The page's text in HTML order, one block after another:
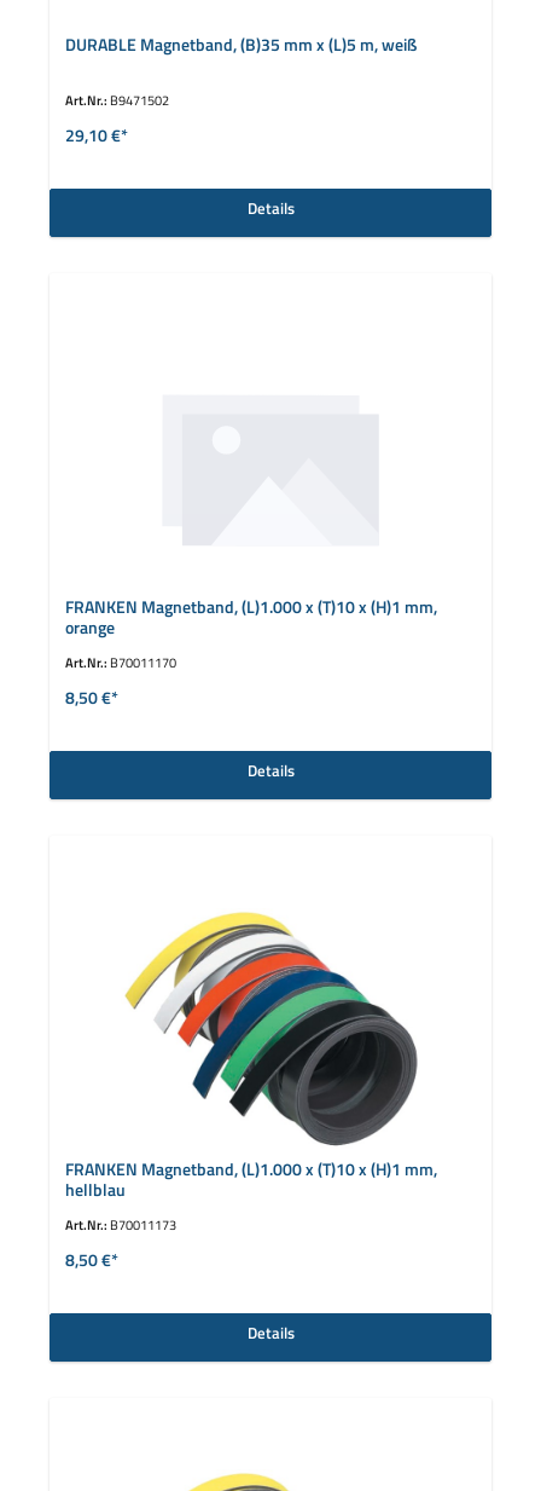
DURABLE Magnetband, (B)35 mm x (L)5 m, weiß
Art.Nr.: B9471502
29,10 €*
Details
FRANKEN Magnetband, (L)1.000 x (T)10 x (H)1 mm,
orange
Art.Nr.: B70011170
8,50 €*
Details
FRANKEN Magnetband, (L)1.000 x (T)10 x (H)1 mm,
hellblau
Art.Nr.: B70011173
8,50 €*
Details